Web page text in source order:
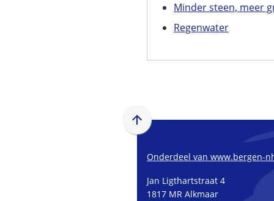
Minder steen, meer
Regenwater
Scroll
boven
het
Onderdeel van www.bergen-
Jan Ligthartstraat 4
1817 MR Alkmaar